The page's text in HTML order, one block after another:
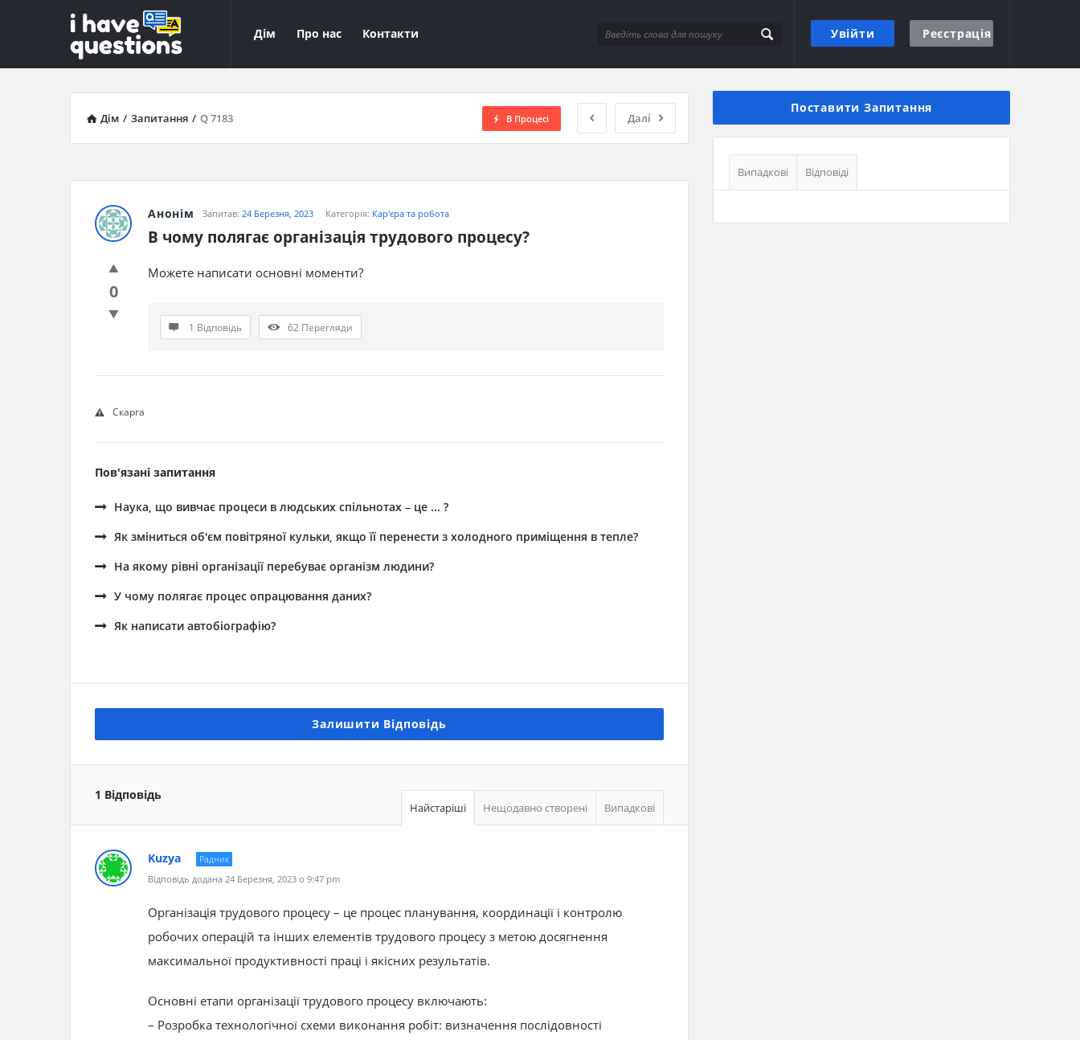
Увійти Реєстрація
iHaveQuestions
Навігація
Дім Про нас Контакти
Дім / Запитання / Q 7183 Далі
В Процесі
Анонім Запитав: 24 Березня, 2023 Категорія: Кар'єра та робота
В чому полягає організація трудового процесу?
0
Можете написати основні моменти?
1 Відповідь 62 Перегляди
Скарга
Пов'язані запитання
Наука, що вивчає процеси в людських спільнотах – це ... ?
Як зміниться об'єм повітряної кульки, якщо її перенести з холодного приміщення в тепле?
На якому рівні організації перебуває організм людини?
У чому полягає процес опрацювання даних?
Як написати автобіографію?
Залишити Відповідь
1 Відповідь
Найстаріші Нещодавно створені Випадкові
Kuzya
Радник
Відповідь додана 24 Березня, 2023 о 9:47 pm
Організація трудового процесу – це процес планування, координації і контролю
робочих операцій та інших елементів трудового процесу з метою досягнення
максимальної продуктивності праці і якісних результатів.
Основні етапи організації трудового процесу включають:
– Розробка технологічної схеми виконання робіт: визначення послідовності
Поставити Запитання
Випадкові Відповіді